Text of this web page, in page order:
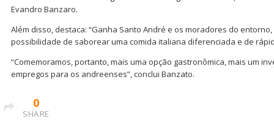
Evandro Banzaro.
Além disso, destaca: “Ganha Santo André e os moradores do
possibilidade de saborear uma comida italiana diferenciada e de
“Comemoramos, portanto, mais uma opção gastronômica, mais um
empregos para os andreenses”, conclui Banzato.
0
SHARE